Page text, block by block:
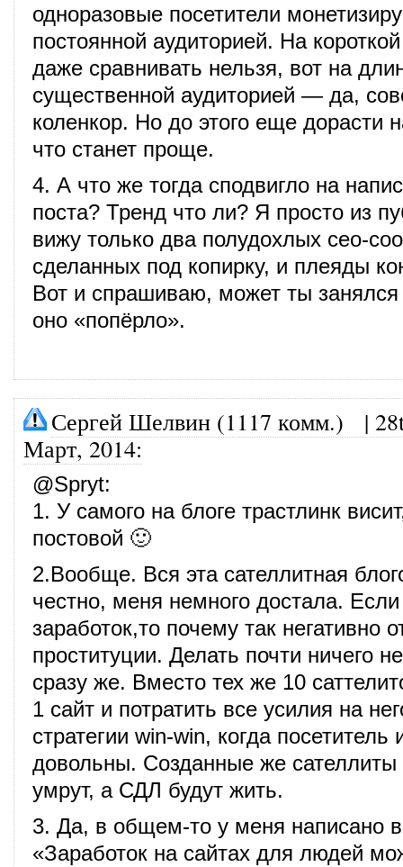
одноразовые посетители
постоянной аудиторией. На
даже сравнивать нельзя, вот на
существенной аудиторией — да,
коленкор. Но до этого еще дорасти
что станет проще.
4. А что же тогда сподвигло на
поста? Тренд что ли? Я просто из
вижу только два полудохлых сео-
сделанных под копирку, и плеяды
Вот и спрашиваю, может ты
оно «попёрло».
Сергей Шелвин (1117 комм.) |
Март, 2014:
@Spryt:
1. У самого на блоге трастлинк
постовой 🙂
2.Вообще. Вся эта сателлитная
честно, меня немного достала. Если
заработок,то почему так негативно
проституции. Делать почти ничего
сразу же. Вместо тех же 10
1 сайт и потратить все усилия на
стратегии win-win, когда посетитель
довольны. Созданные же сателлиты
умрут, а СДЛ будут жить.
3. Да, в общем-то у меня написано
«Заработок на сайтах для людей